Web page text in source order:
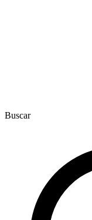
Buscar